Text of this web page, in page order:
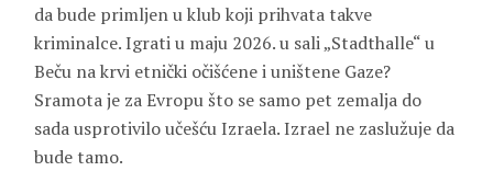
da bude primljen u klub koji prihvata takve
kriminalce. Igrati u maju 2026. u sali „Stadthalle“ u
Beču na krvi etnički očišćene i uništene Gaze?
Sramota je za Evropu što se samo pet zemalja do
sada usprotivilo učešću Izraela. Izrael ne zaslužuje da
bude tamo.